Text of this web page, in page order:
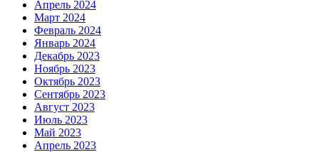
Апрель 2024
Март 2024
Февраль 2024
Январь 2024
Декабрь 2023
Ноябрь 2023
Октябрь 2023
Сентябрь 2023
Август 2023
Июль 2023
Май 2023
Апрель 2023